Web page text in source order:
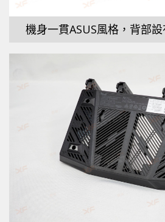
機身一貫ASUS風格，背部